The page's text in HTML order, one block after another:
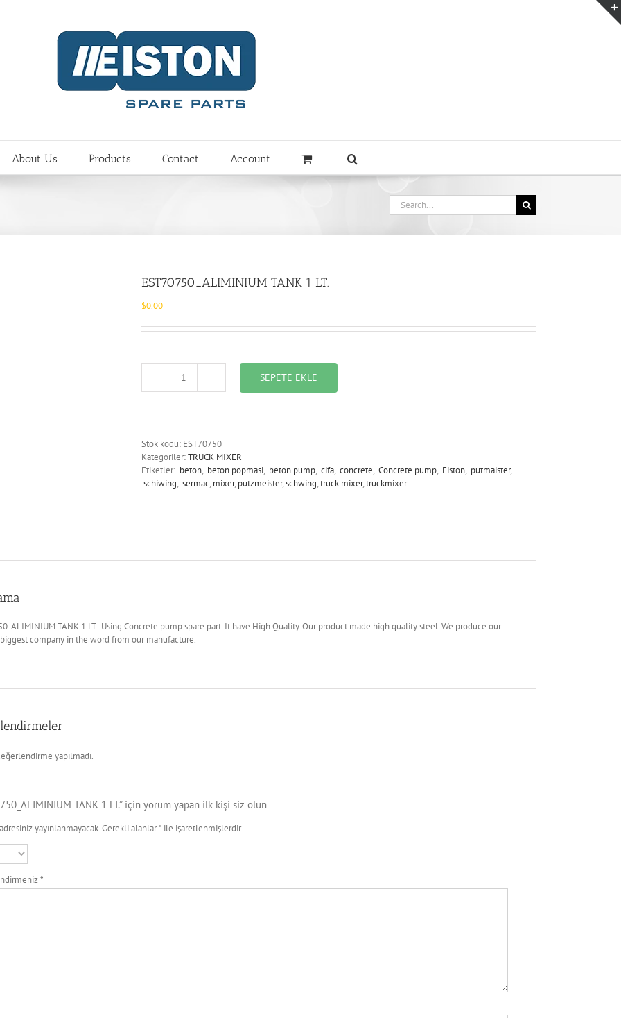
About Us Products Contact Account
Search
for:
EST70750_ALIMINIUM TANK 1 LT.
$0.00
EST70750_ALIMINIUMSEPETE EKLE
Stok kodu: EST70750
Kategoriler:TRUCK MIXER
Etiketler: beton, beton popmasi, beton pump, cifa, concrete, Concrete pump, Eiston, putmaister,
schiwing, sermac, mixer, putzmeister,schwing,truck mixer,truckmixer
TANK 1 LT._Using Concrete pump spare part. It have High Quality. Our product made high quality steel. We produce our
company in the word from our manufacture.
yapılmadı.
TANK 1 LT.” için yorum yapan ilk kişi siz olun
yayınlanmayacak.Gerekli alanlar* ile işaretlenmişlerdir
*